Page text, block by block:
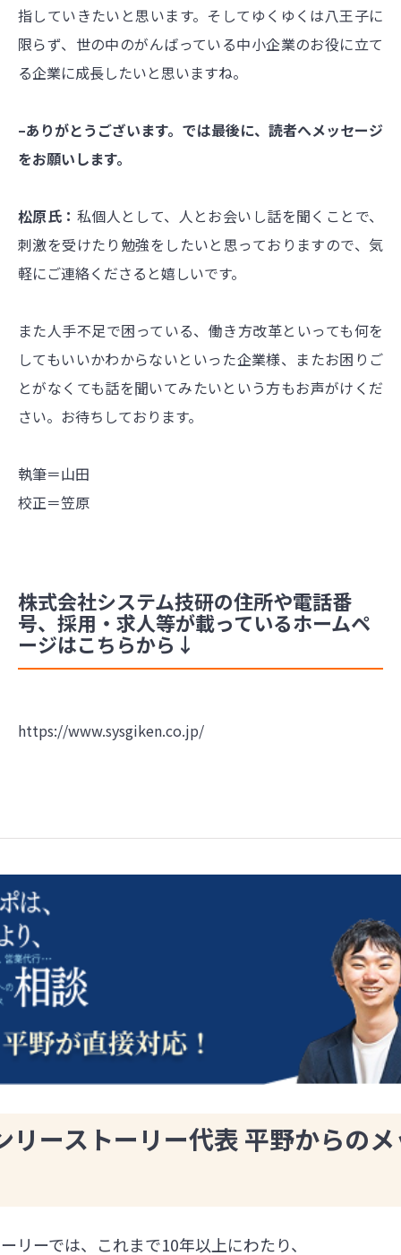
指していきたいと思います。そしてゆくゆくは八王子に
限らず、世の中のがんばっている中小企業のお役に立て
る企業に成長したいと思いますね。
–ありがとうございます。では最後に、読者へメッセージ
をお願いします。
松原氏： 私個人として、人とお会いし話を聞くことで、
刺激を受けたり勉強をしたいと思っておりますので、気
軽にご連絡くださると嬉しいです。
また人手不足で困っている、働き方改革といっても何を
してもいいかわからないといった企業様、またお困りご
とがなくても話を聞いてみたいという方もお声がけくだ
さい。お待ちしております。
執筆＝山田
校正＝笠原
株式会社システム技研の住所や電話番
号、採用・求人等が載っているホームペ
ージはこちらから↓
https://www.sysgiken.co.jp/
リーストーリー代表 平野からの
リーでは、これまで10年以上にわたり、